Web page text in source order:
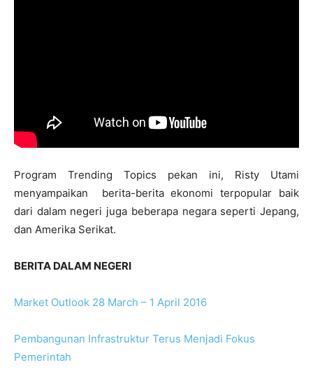
Program Trending Topics pekan ini, Risty Utami
menyampaikan berita-berita ekonomi terpopular baik
dari dalam negeri juga beberapa negara seperti Jepang,
dan Amerika Serikat.
BERITA DALAM NEGERI
Market Outlook 28 March – 1 April 2016
Pembangunan Infrastruktur Terus Menjadi Fokus
Pemerintah